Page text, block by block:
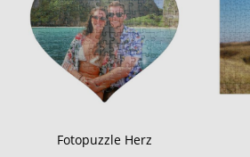
Fotopuzzle Herz